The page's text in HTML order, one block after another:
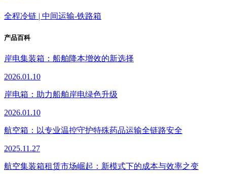
全程冷链 | 中间运输-铁路箱
产品百科
岸电集装箱：船舶降本增效的新选择
2026.01.10
岸电箱：助力船舶岸电绿色升级
2026.01.10
航空箱：以专业温控守护特殊药品运输全链路安全
2025.11.27
航空集装箱租赁市场崛起：新模式下的成本与效率之变